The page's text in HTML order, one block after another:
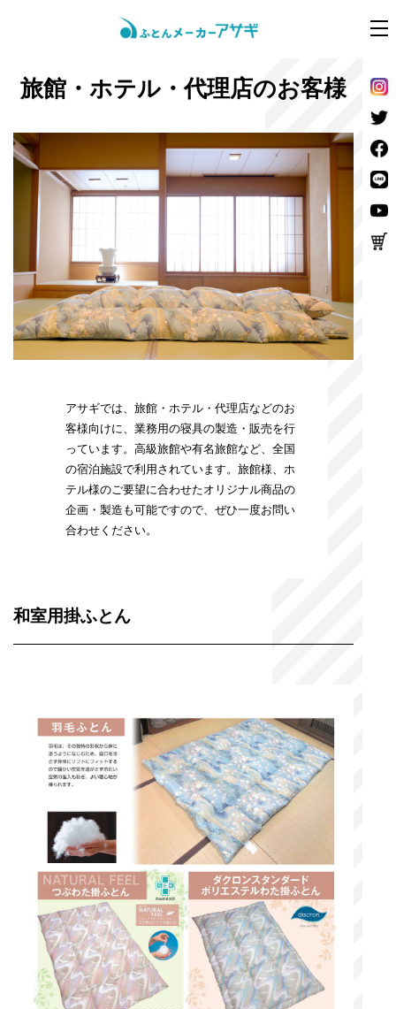
旅館・ホテル・代理店のお客様
アサギでは、旅館・ホテル・代理店などのお
客様向けに、業務用の寝具の製造・販売を行
っています。高級旅館や有名旅館など、全国
の宿泊施設で利用されています。旅館様、ホ
テル様のご要望に合わせたオリジナル商品の
企画・製造も可能ですので、ぜひ一度お問い
合わせください。
和室用掛ふとん